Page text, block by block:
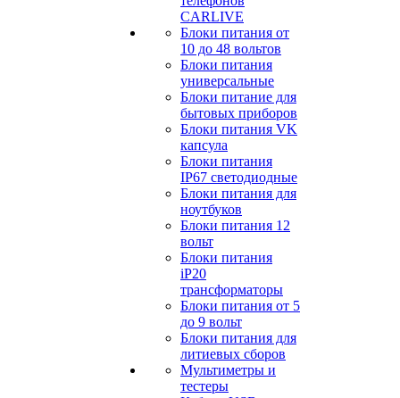
CARLIVE
Блоки питания от
10 до 48 вольтов
Блоки питания
универсальные
Блоки питание для
бытовых приборов
Блоки питания VK
капсула
Блоки питания
IP67 светодиодные
Блоки питания для
ноутбуков
Блоки питания 12
вольт
Блоки питания
iP20
трансформаторы
Блоки питания от 5
до 9 вольт
Блоки питания для
литиевых сборов
Мультиметры и
тестеры